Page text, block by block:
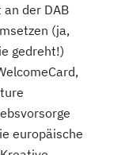
der DAB
(ja,
gedreht!)
europäische